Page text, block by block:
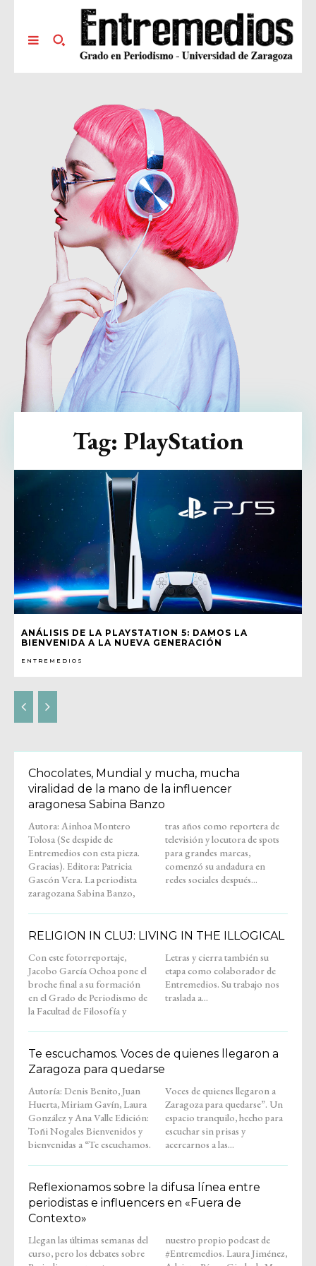
ANÁLISIS DE LA PLAYSTATION 5: DAMOS LA
BIENVENIDA A LA NUEVA GENERACIÓN
ENTREMEDIOS
Tag: PlayStation
Chocolates, Mundial y mucha, mucha
viralidad de la mano de la influencer
aragonesa Sabina Banzo
Autora: Ainhoa Montero
Tolosa (Se despide de
Entremedios con esta pieza.
Gracias). Editora: Patricia
Gascón Vera. La periodista
zaragozana Sabina Banzo,
tras años como reportera de
televisión y locutora de spots
para grandes marcas,
comenzó su andadura en
redes sociales después...
RELIGION IN CLUJ: LIVING IN THE ILLOGICAL
Con este fotorreportaje,
Jacobo García Ochoa pone el
broche final a su formación
en el Grado de Periodismo de
la Facultad de Filosofía y
Letras y cierra también su
etapa como colaborador de
Entremedios. Su trabajo nos
traslada a...
Te escuchamos. Voces de quienes llegaron a
Zaragoza para quedarse
Autoría: Denis Benito, Juan
Huerta, Miriam Gavín, Laura
González y Ana Valle Edición:
Toñi Nogales Bienvenidos y
bienvenidas a “Te escuchamos.
Voces de quienes llegaron a
Zaragoza para quedarse”. Un
espacio tranquilo, hecho para
escuchar sin prisas y
acercarnos a las...
Reflexionamos sobre la difusa línea entre
periodistas e influencers en «Fuera de
Contexto»
Llegan las últimas semanas del
curso, pero los debates sobre
nuestro propio podcast de
#Entremedios. Laura Jiménez,